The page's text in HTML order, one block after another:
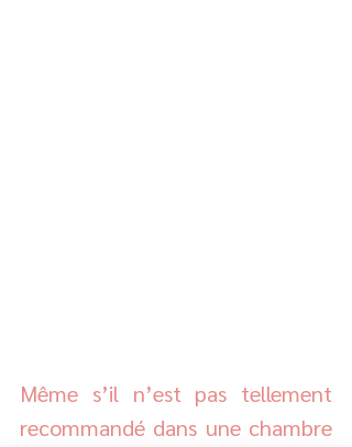
Même s’il n’est pas tellement
recommandé dans une chambre